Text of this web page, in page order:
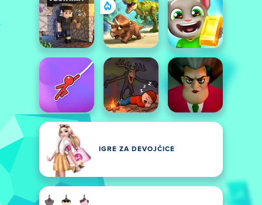
IGRE ZA DEVOJČICE